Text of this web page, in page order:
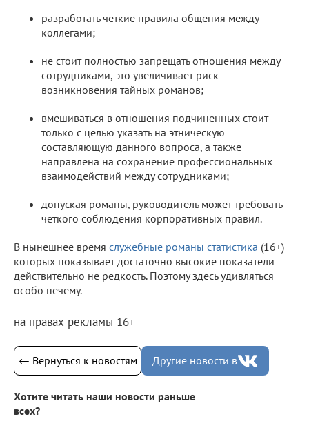
разработать четкие правила общения между
коллегами;
не стоит полностью запрещать отношения между
сотрудниками, это увеличивает риск
возникновения тайных романов;
вмешиваться в отношения подчиненных стоит
только с целью указать на этническую
составляющую данного вопроса, а также
направлена на сохранение профессиональных
взаимодействий между сотрудниками;
допуская романы, руководитель может требовать
четкого соблюдения корпоративных правил.
В нынешнее время служебные романы статистика (16+)
которых показывает достаточно высокие показатели
действительно не редкость. Поэтому здесь удивляться
особо нечему.
на правах рекламы 16+
← Вернуться к новостям Другие новости в
Хотите читать наши новости раньше
всех?